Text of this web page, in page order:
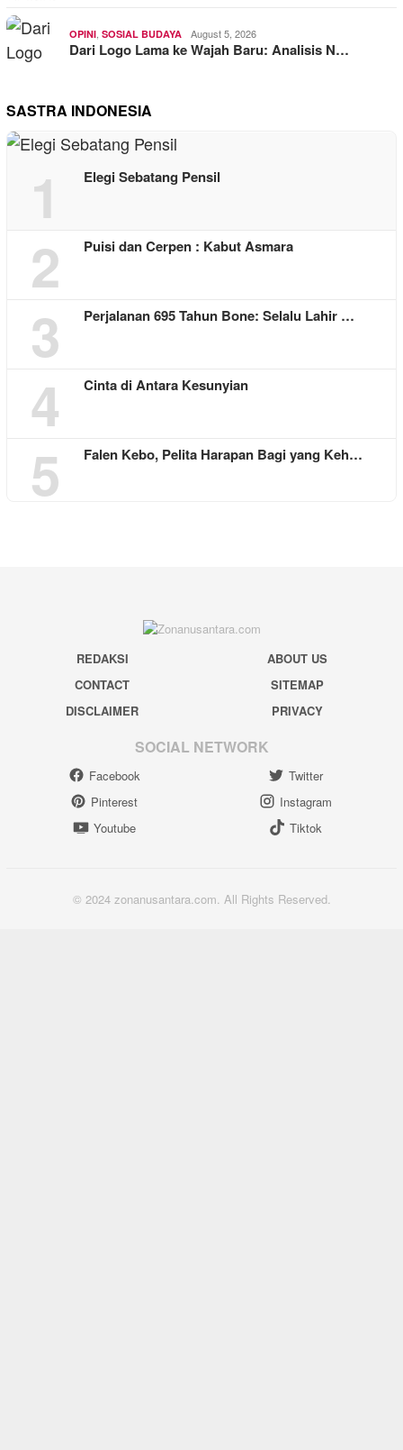
OPINI, SOSIAL BUDAYA August 5, 2026
Dari Logo Lama ke Wajah Baru: Analisis N…
SASTRA INDONESIA
1 Elegi Sebatang Pensil
2 Puisi dan Cerpen : Kabut Asmara
3 Perjalanan 695 Tahun Bone: Selalu Lahir …
4 Cinta di Antara Kesunyian
5 Falen Kebo, Pelita Harapan Bagi yang Keh…
REDAKSI
ABOUT US
CONTACT
SITEMAP
DISCLAIMER
PRIVACY
SOCIAL NETWORK
Facebook
Twitter
Pinterest
Instagram
Youtube
Tiktok
© 2024 zonanusantara.com. All Rights Reserved.